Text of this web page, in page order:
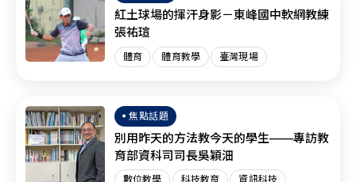
紅土球場的揮汗身影－東峰國中軟網教練
張祐瑄
體育 體育教學 臺灣現場
焦點話題
別用昨天的方法教今天的學生——專訪教
育部資科司司長吳穎沺
數位教學 科技教育 資訊科技